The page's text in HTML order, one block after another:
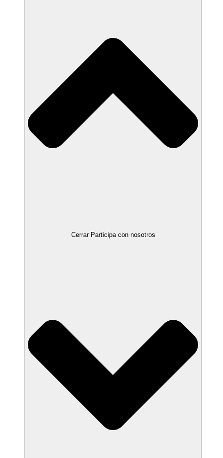
Cerrar Participa con nosotros